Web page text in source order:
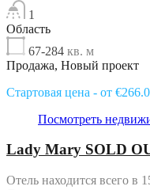
1
Область
67-284 кв. м
Продажа, Новый проект
Стартовая цена - от
Посмотреть
Lady Mary SOLD
Отель находится всего в